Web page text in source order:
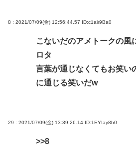
8 : 2021/07/09(金) 12:56:44.57 ID:c1air9Ba0
こないだのアメトークの風
ロタ
言葉が通じなくてもお笑い
に通じる笑いだw
29 : 2021/07/09(金) 13:39:26.14 ID:1EYIay8b0
>>8